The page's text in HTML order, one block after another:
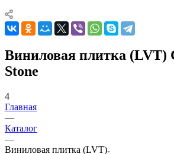
Виниловая плитка (LVT)
Stone
4
Главная
—
Каталог
—
Виниловая плитка (LVT)